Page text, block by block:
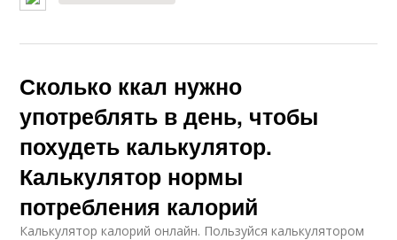
Сколько ккал нужно
употреблять в день, чтобы
похудеть калькулятор.
Калькулятор нормы
потребления калорий
Калькулятор калорий онлайн. Пользуйся калькулятором